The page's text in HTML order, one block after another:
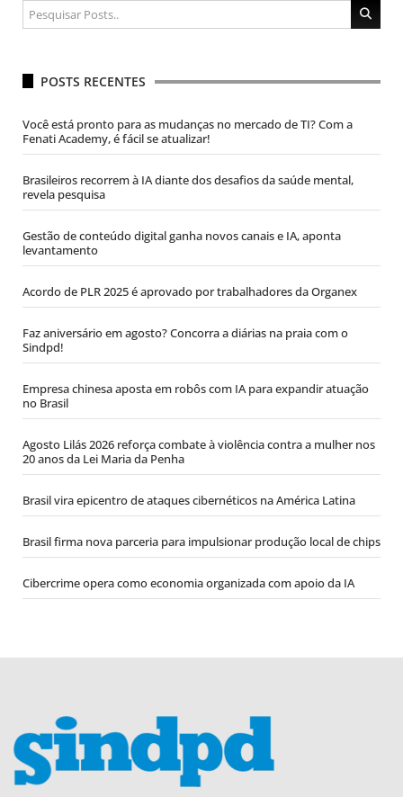
POSTS RECENTES
Você está pronto para as mudanças no mercado de TI? Com a
Fenati Academy, é fácil se atualizar!
Brasileiros recorrem à IA diante dos desafios da saúde mental,
revela pesquisa
Gestão de conteúdo digital ganha novos canais e IA, aponta
levantamento
Acordo de PLR 2025 é aprovado por trabalhadores da Organex
Faz aniversário em agosto? Concorra a diárias na praia com o
Sindpd!
Empresa chinesa aposta em robôs com IA para expandir atuação
no Brasil
Agosto Lilás 2026 reforça combate à violência contra a mulher nos
20 anos da Lei Maria da Penha
Brasil vira epicentro de ataques cibernéticos na América Latina
Brasil firma nova parceria para impulsionar produção local de chips
Cibercrime opera como economia organizada com apoio da IA